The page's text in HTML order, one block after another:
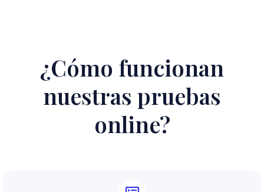
¿Cómo funcionan
nuestras pruebas
online?